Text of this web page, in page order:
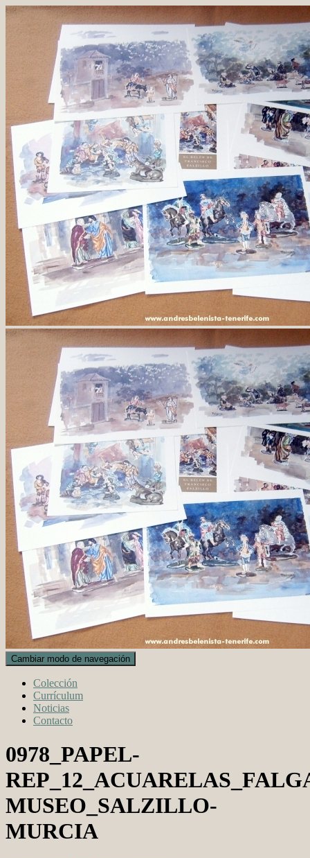
Cambiar modo de navegación
Colección
Currículum
Noticias
Contacto
0978_PAPEL-
MUSEO_SALZILLO-
MURCIA